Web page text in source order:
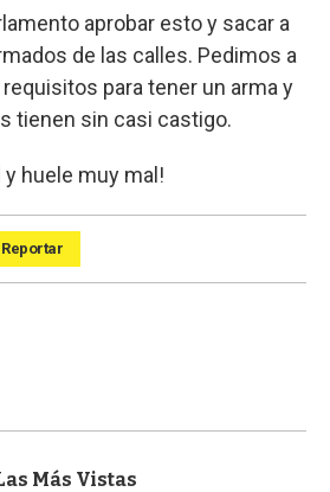
aprobar esto y sacar a
de las calles. Pedimos a
para tener un arma y
tienen sin casi castigo.
y huele muy mal!
Reportar
Más Vistas